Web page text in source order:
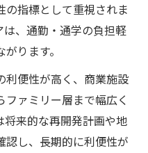
指標として重視されま
、通勤・通学の負担軽
ります。
利便性が高く、商業施設
ァミリー層まで幅広く
来的な再開発計画や地
し、長期的に利便性が